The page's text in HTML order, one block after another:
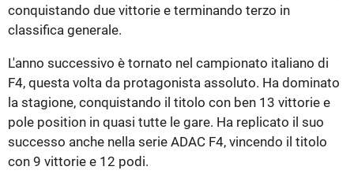
conquistando due vittorie e terminando terzo in
classifica generale.
L'anno successivo è tornato nel campionato italiano di
F4, questa volta da protagonista assoluto. Ha dominato
la stagione, conquistando il titolo con ben 13 vittorie e
pole position in quasi tutte le gare. Ha replicato il suo
successo anche nella serie ADAC F4, vincendo il titolo
con 9 vittorie e 12 podi.